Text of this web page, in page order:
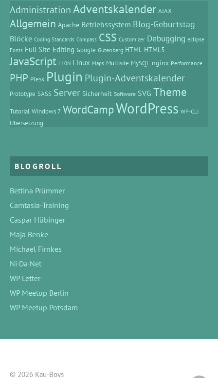
AdministrationAdventskalender AJAX
Allgemein Apache Betriebssystem Blog-Geburtstag
Blöcke Coding Standards Compass CSS Customizer Debugging eclipse
Fonts Full Site Editing Google Gutenberg HTML HTML5
JavaScript L10N Linux Maps Multisite MySQL nginx Performance
PHP Plesk Plugin Plugin-Adventskalender
Prototype SASS Server Sicherheit Software SVG Theme
Tutorial Windows 7 WordCampWordPress WP-CLI
Übersetzung
BLOGROLL
Bettina Prümmer
Camtasia-Training
Caspar Hübinger
Maja Benke
Michael Firnkes
Ni·Da·Net
WP Letter
WP Meetup Berlin
WP Meetup Potsdam
© 2026 Kau-Boys